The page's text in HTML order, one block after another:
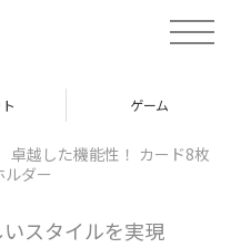
t
o
a
v
ゲーム
卓越した機能性！ カード8枚
ダー
スタイルを実現